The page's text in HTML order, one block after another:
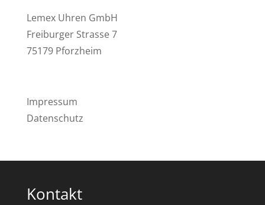
Lemex Uhren GmbH
Freiburger Strasse 7
75179 Pforzheim
Impressum
Datenschutz
Kontakt